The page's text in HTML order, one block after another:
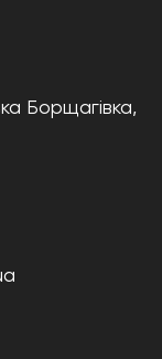
Борщагівка,